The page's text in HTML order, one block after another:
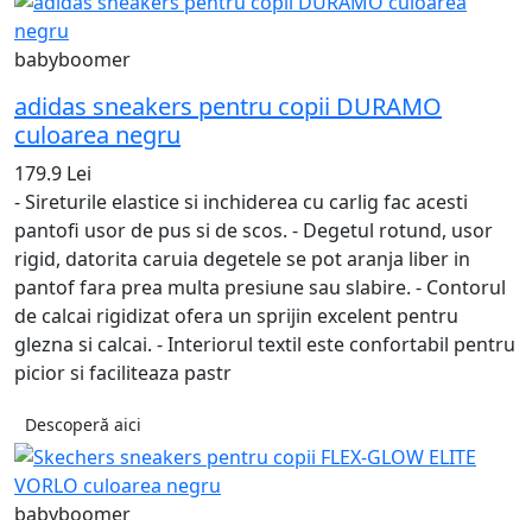
babyboomer
adidas sneakers pentru copii DURAMO
culoarea negru
179.9 Lei
- Sireturile elastice si inchiderea cu carlig fac acesti
pantofi usor de pus si de scos. - Degetul rotund, usor
rigid, datorita caruia degetele se pot aranja liber in
pantof fara prea multa presiune sau slabire. - Contorul
de calcai rigidizat ofera un sprijin excelent pentru
glezna si calcai. - Interiorul textil este confortabil pentru
picior si faciliteaza pastr
Descoperă aici
babyboomer